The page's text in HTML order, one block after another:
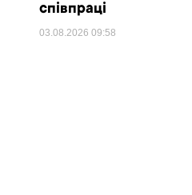
співпраці
03.08.2026 09:58